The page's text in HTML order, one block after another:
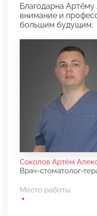
Соколов Артём
Врач-стоматолог-
Место работы:
Благодарна Артёму
внимание и
большим будущим.